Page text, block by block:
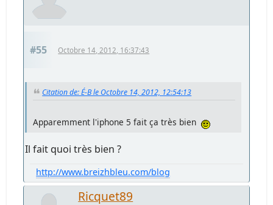
#55 Octobre 14, 2012, 16:37:43
Citation de: É-B le Octobre 14, 2012, 12:54:13
Apparemment l'iphone 5 fait ça très bien
Il fait quoi très bien ?
http://www.breizhbleu.com/blog
Ricquet89